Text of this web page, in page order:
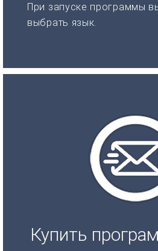
При запуске программы
выбрать язык.
Купить